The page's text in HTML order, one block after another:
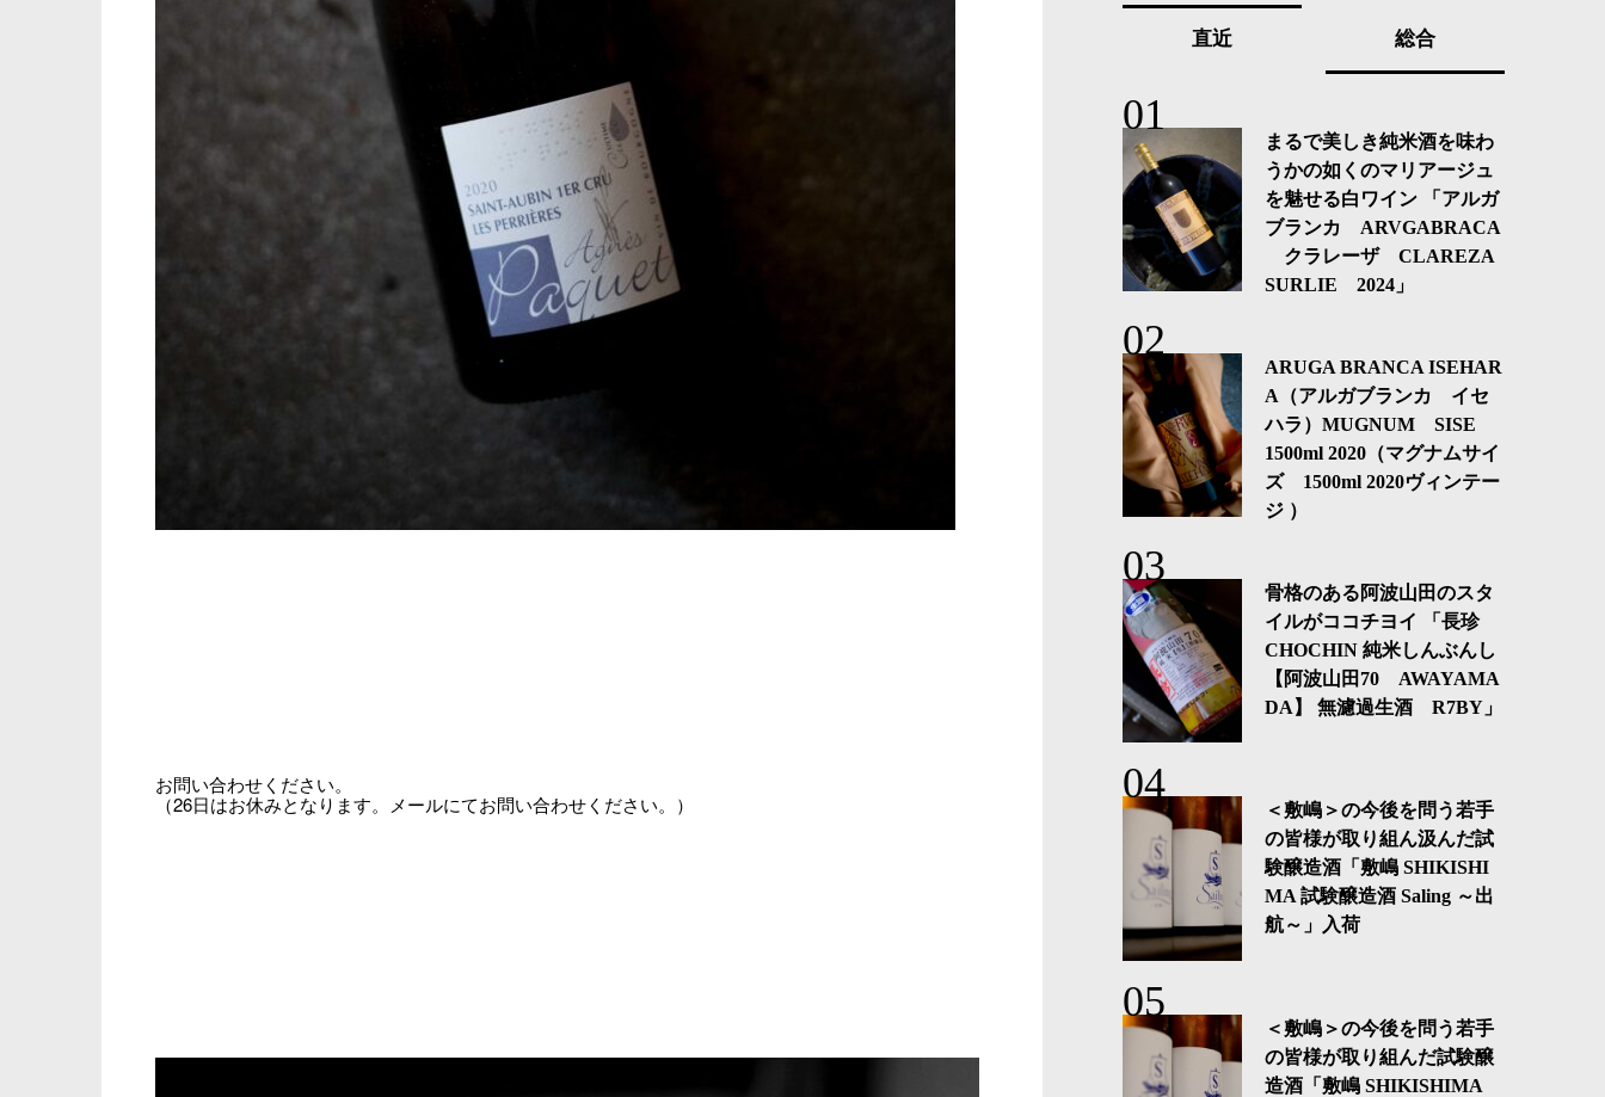
お問い合わせください。
（26日はお休みとなります。メールにてお問い合わせください。）
直近 総合
まるで美しき純米酒を味わ
うかの如くのマリアージュ
を魅せる白ワイン 「アルガ
ブランカ ARVGABRACA
クラレーザ CLAREZA
SURLIE 2024」
ARUGA BRANCA ISEHAR
A（アルガブランカ イセ
ハラ）MUGNUM SISE
1500ml 2020（マグナムサイ
ズ 1500ml 2020ヴィンテー
ジ ）
骨格のある阿波山田のスタ
イルがココチヨイ 「長珍
CHOCHIN 純米しんぶんし
【阿波山田70 AWAYAMA
DA】 無濾過生酒 R7BY」
＜敷嶋＞の今後を問う若手
の皆様が取り組ん汲んだ試
験醸造酒「敷嶋 SHIKISHI
MA 試験醸造酒 Saling ～出
航～」入荷
＜敷嶋＞の今後を問う若手
の皆様が取り組んだ試験醸
造酒「敷嶋 SHIKISHIMA